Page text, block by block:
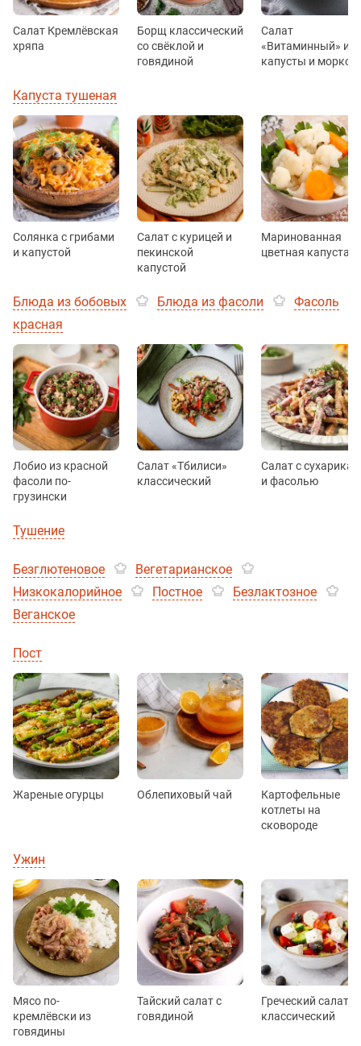
Салат Кремлёвская
хряпа
Борщ классический
со свёклой и
говядиной
Салат
«Витаминный» из
капусты и
Капуста тушеная
Солянка с грибами
и капустой
Салат с курицей и
пекинской
капустой
Маринованная
цветная капуста
Блюда из бобовых Блюда из фасоли
Фасоль
красная
Лобио из красной
фасоли по-
грузински
Салат «Тбилиси»
классический
Салат с
и фасолью
Тушение
Безглютеновое
Вегетарианское
Низкокалорийное
Постное
Безлактозное
Веганское
Пост
Жареные огурцы Облепиховый чай
Картофельные
котлеты на
сковороде
Ужин
Мясо по-
кремлёвски из
говядины
Тайский салат с
говядиной
Греческий салат
классический